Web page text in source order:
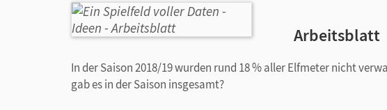
Arbeitsblatt
In der Saison 2018/19 wurden rund 18 % aller Elfmeter nicht
gab es in der Saison insgesamt?